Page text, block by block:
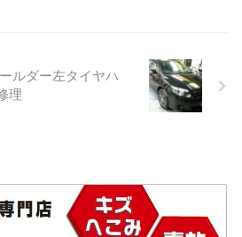
で
の
▼Vol.2を見たいならこちらで
す 【スバル】レガシィ 2009
年3月に鈑金したレガシィで
張力鋼板やアルミパネルが外
板パネルに多く使 ...
ルダー左タイヤハ
理